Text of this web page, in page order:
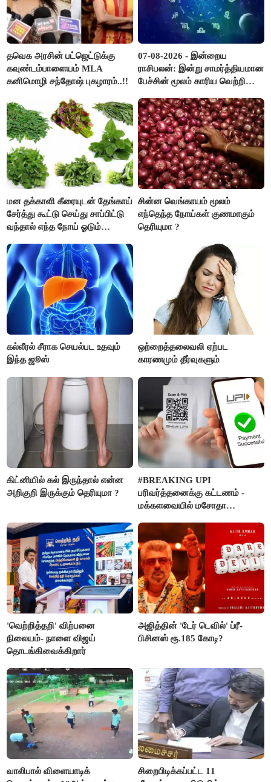
தவெக அரசின் பட்ஜெட்டுக்கு
கவுண்டம்பாளையம் MLA
கனிமொழி சந்தோஷ் புகழாரம்..!!
07-08-2026 - இன்றைய
ராசிபலன்: இன்று சாமர்த்தியமான
பேச்சின் மூலம் காரிய வெற்றி
பொறுப்புகளை ஒப்படைப்பதில்
கவனம் தேவை..!
மன தக்காளி கீரையுடன் தேங்காய்
சேர்த்து கூட்டு செய்து சாப்பிட்டு
வந்தால் எந்த நோய் ஓடும்
சின்ன வெங்காயம் மூலம்
எந்தெந்த நோய்கள் குணமாகும்
தெரியுமா ?
கல்லீரல் சீராக செயல்பட உதவும்
இந்த ஜூஸ்
ஒற்றைத்தலைவலி ஏற்பட
காரணமும் தீர்வுகளும்
கிட்னியில் கல் இருந்தால் என்ன
அறிகுறி இருக்கும் தெரியுமா ?
#BREAKING UPI
பரிவர்த்தனைக்கு கட்டணம் -
மக்களவையில் மசோதா
'வெற்றித்தறி' விற்பனை
நிலையம்- நாளை விஜய்
தொடங்கிவைக்கிறார்
அஜித்தின் 'டேர் டெவில்' ப்ரீ-
பிசினஸ் ரூ.185 கோடி?
வாலிபால் விளையாடிக்
சிறைபிடிக்கப்பட்ட 11